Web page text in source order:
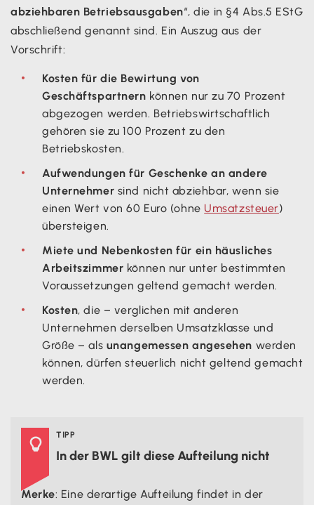
abziehbaren Betriebsausgaben“, die in §4 Abs.5 EStG
abschließend genannt sind. Ein Auszug aus der
Vorschrift:
Kosten für die Bewirtung von
Geschäftspartnern können nur zu 70 Prozent
abgezogen werden. Betriebswirtschaftlich
gehören sie zu 100 Prozent zu den
Betriebskosten.
Aufwendungen für Geschenke an andere
Unternehmer sind nicht abziehbar, wenn sie
einen Wert von 60 Euro (ohne Umsatzsteuer)
übersteigen.
Miete und Nebenkosten für ein häusliches
Arbeitszimmer können nur unter bestimmten
Voraussetzungen geltend gemacht werden.
Kosten, die – verglichen mit anderen
Unternehmen derselben Umsatzklasse und
Größe – als unangemessen angesehen werden
können, dürfen steuerlich nicht geltend gemacht
werden.
 TIPP
In der BWL gilt diese Aufteilung nicht
Merke: Eine derartige Aufteilung findet in der